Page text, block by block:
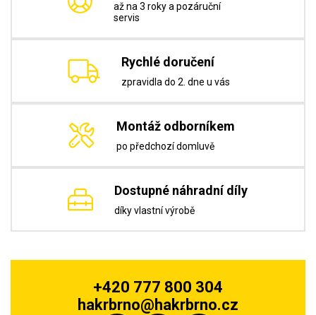
až na 3 roky a pozáruční
servis
Rychlé doručení
zpravidla do 2. dne u vás
Montáž odborníkem
po předchozí domluvě
Dostupné náhradní díly
díky vlastní výrobě
+420 777 800 304
hakrbrno@hakrbrno.cz